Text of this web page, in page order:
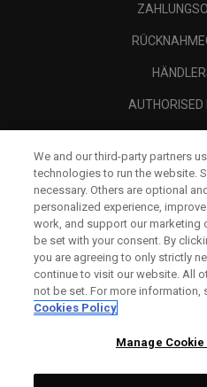
AUTHORISED
We and our third-party partners
technologies to run the website.
necessary. Others are optional
personalized experience,
work, and support our marketing
be set with your consent. By
you are agreeing to only strictly
continue to visit our website. All
not be set. For more information,
Cookies Policy
Manage